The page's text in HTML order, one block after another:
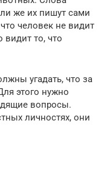
же их пишут сами
человек не видит
видит то, что
угадать, что за
этого нужно
вопросы.
личностях, они